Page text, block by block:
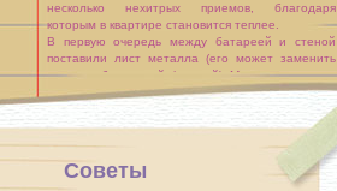
несколько нехитрых приемов, благодаря
которым в квартире становится теплее.
В первую очередь между батареей и стеной
поставили лист металла (его может заменить
картон, обклеенный фольгой). Металл отражает
тепло внутрь [...]
Советы